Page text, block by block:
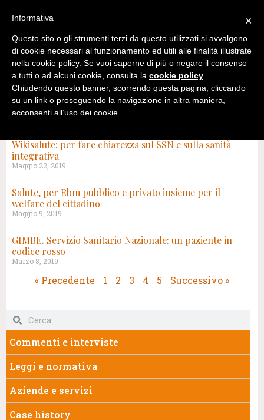
Wikisalute: per fare chiarezza sul SSN e sulla sanità
integrativa
Maggio 22, 2019
Salute, per Rbm pubblico e privato insieme per il
welfare del cittadino
Maggio 9, 2019
GIMBE. Servizio Sanitario Nazionale: un paziente in
codice rosso
Marzo 8, 2019
« Precedente 1 2 3 4 5 Successivo »
Commenti e interviste
Leggi e normativa
Aziende e servizi
Case history
×
Informativa
Questo sito o gli strumenti terzi da questo utilizzati si avvalgono
di cookie necessari al funzionamento ed utili alle finalità illustrate
nella cookie policy. Se vuoi saperne di più o negare il consenso
a tutti o ad alcuni cookie, consulta la cookie policy.
Chiudendo questo banner, scorrendo questa pagina, cliccando
su un link o proseguendo la navigazione in altra maniera,
acconsenti all’uso dei cookie.